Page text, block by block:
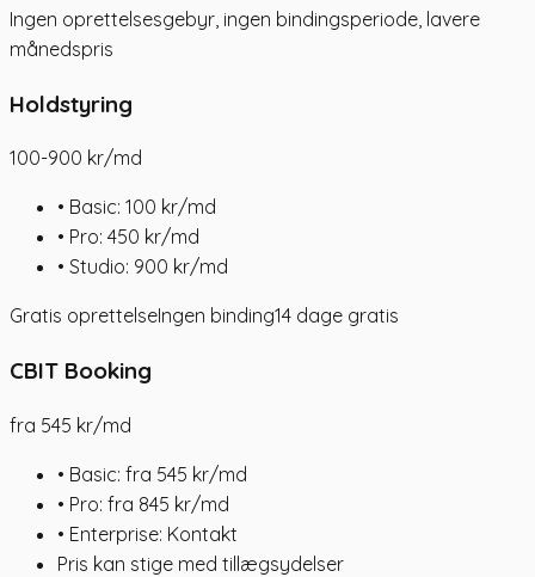
Ingen oprettelsesgebyr, ingen bindingsperiode, lavere
månedspris
Holdstyring
100-900 kr/md
• Basic: 100 kr/md
• Pro: 450 kr/md
• Studio: 900 kr/md
Gratis oprettelseIngen binding14 dage gratis
CBIT Booking
fra 545 kr/md
• Basic: fra 545 kr/md
• Pro: fra 845 kr/md
• Enterprise: Kontakt
Pris kan stige med tillægsydelser